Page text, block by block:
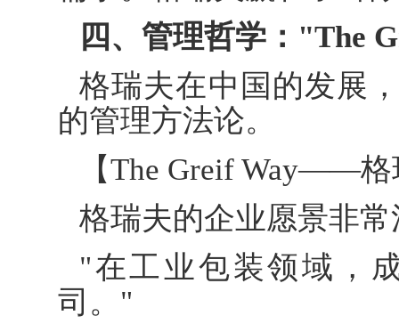
四、管理哲学："The
格瑞夫在中国的发展
的管理方法论。
【The Greif Way——
格瑞夫的企业愿景非
"在工业包装领域，
司。"